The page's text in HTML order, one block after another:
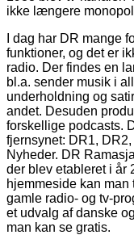
ikke længere monopol
I dag har DR mange
funktioner, og det er
radio. Der findes en
bl.a. sender musik i
underholdning og
andet. Desuden
forskellige podcasts.
fjernsynet: DR1,
Nyheder. DR
der blev etableret i år
hjemmeside kan man
gamle radio- og tv-
et udvalg af danske
man kan se gratis.